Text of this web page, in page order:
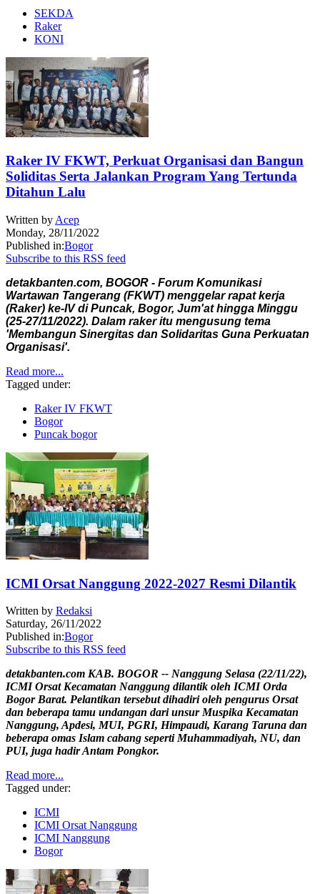
SEKDA
Raker
KONI
Raker IV FKWT, Perkuat Organisasi dan Bangun
Soliditas Serta Jalankan Program Yang Tertunda
Ditahun Lalu
Written by Acep
Monday, 28/11/2022
Published in:Bogor
Subscribe to this RSS feed
detakbanten.com, BOGOR - Forum Komunikasi
Wartawan Tangerang (FKWT) menggelar rapat kerja
(Raker) ke-IV di Puncak, Bogor, Jum'at hingga Minggu
(25-27/11/2022). Dalam raker itu mengusung tema
'Membangun Sinergitas dan Solidaritas Guna Perkuatan
Organisasi'.
Read more...
Tagged under:
Raker IV FKWT
Bogor
Puncak bogor
ICMI Orsat Nanggung 2022-2027 Resmi Dilantik
Written by Redaksi
Saturday, 26/11/2022
Published in:Bogor
Subscribe to this RSS feed
detakbanten.com KAB. BOGOR -- Nanggung Selasa (22/11/22),
ICMI Orsat Kecamatan Nanggung dilantik oleh ICMI Orda
Bogor Barat. Pelantikan tersebut dihadiri oleh pengurus Orsat
dan beberapa tamu undangan dari unsur Muspika Kecamatan
Nanggung, Apdesi, MUI, PGRI, Himpaudi, Karang Taruna dan
beberapa omas Islam cabang seperti Muhammadiyah, NU, dan
PUI, juga hadir Antam Pongkor.
Read more...
Tagged under:
ICMI
ICMI Orsat Nanggung
ICMI Nanggung
Bogor